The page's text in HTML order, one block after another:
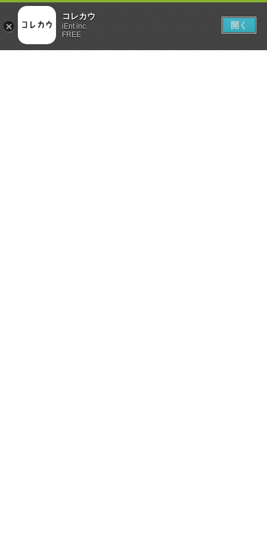
コレカウ
iEnt inc.
FREE
開く